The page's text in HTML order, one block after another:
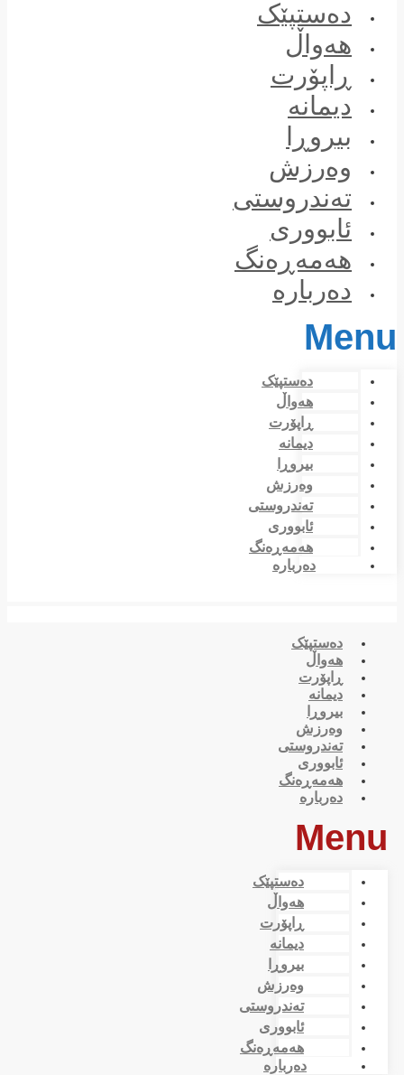
دەستپێک
هەواڵ
ڕاپۆرت
دیمانە
بیروڕا
وەرزش
تەندروستی
ئابووری
هەمەڕەنگ
دەربارە
Menu
دەستپێک
هەواڵ
ڕاپۆرت
دیمانە
بیروڕا
وەرزش
تەندروستی
ئابووری
هەمەڕەنگ
دەربارە
دەستپێک
هەواڵ
ڕاپۆرت
دیمانە
بیروڕا
وەرزش
تەندروستی
ئابووری
هەمەڕەنگ
دەربارە
Menu
دەستپێک
هەواڵ
ڕاپۆرت
دیمانە
بیروڕا
وەرزش
تەندروستی
ئابووری
هەمەڕەنگ
دەربارە